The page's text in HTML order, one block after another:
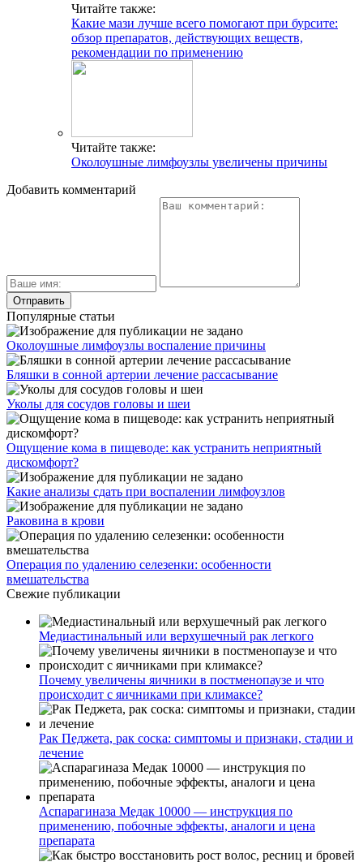
Читайте также:
Какие мази лучше всего помогают при бурсите:
обзор препаратов, действующих веществ,
рекомендации по применению
Читайте также:
Околоушные лимфоузлы увеличены причины
Добавить комментарий
Популярные статьи
Околоушные лимфоузлы воспаление причины
Бляшки в сонной артерии лечение рассасывание
Уколы для сосудов головы и шеи
Ощущение кома в пищеводе: как устранить неприятный
дискомфорт?
Какие анализы сдать при воспалении лимфоузлов
Раковина в крови
Операция по удалению селезенки: особенности
вмешательства
Свежие публикации
Медиастинальный или верхушечный рак легкого
Почему увеличены яичники в постменопаузе и что
происходит с яичниками при климаксе?
Рак Педжета, рак соска: симптомы и признаки, стадии и
лечение
Аспарагиназа Медак 10000 — инструкция по
применению, побочные эффекты, аналоги и цена
препарата